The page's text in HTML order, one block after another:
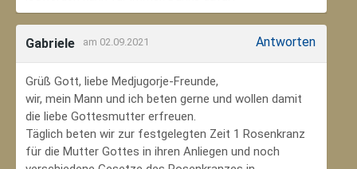
Gabriele am 02.09.2021 Antworten
Grüß Gott, liebe Medjugorje-Freunde,
wir, mein Mann und ich beten gerne und wollen damit
die liebe Gottesmutter erfreuen.
Täglich beten wir zur festgelegten Zeit 1 Rosenkranz
für die Mutter Gottes in ihren Anliegen und noch